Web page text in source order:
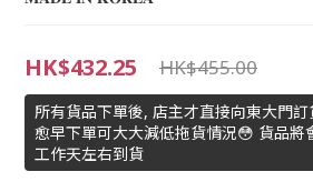
HK$432.25 HK$455.00
所有貨品下單後, 店主才直接向東大門
愈早下單可大大減低拖貨情況😳 貨品將
工作天左右到貨